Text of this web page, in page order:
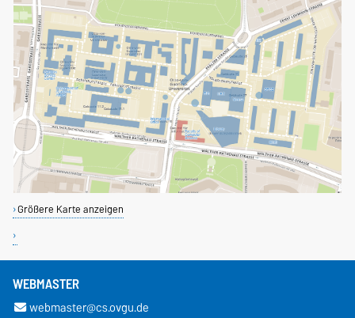
Größere Karte anzeigen
WEBMASTER
webmaster@cs.ovgu.de